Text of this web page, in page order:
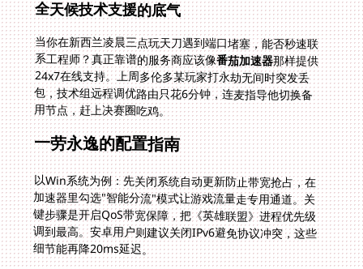
全天候技术支援的底气
当你在新西兰凌晨三点玩天刀遇到端口堵塞，能否秒速联
系工程师？真正靠谱的服务商应该像番茄加速器那样提供
24x7在线支持。上周多伦多某玩家打永劫无间时突发丢
包，技术组远程调优路由只花6分钟，连麦指导他切换备
用节点，赶上决赛圈吃鸡。
一劳永逸的配置指南
以Win系统为例：先关闭系统自动更新防止带宽抢占，在
加速器里勾选"智能分流"模式让游戏流量走专用通道。关
键步骤是开启QoS带宽保障，把《英雄联盟》进程优先级
调到最高。安卓用户则建议关闭IPv6避免协议冲突，这些
细节能再降20ms延迟。